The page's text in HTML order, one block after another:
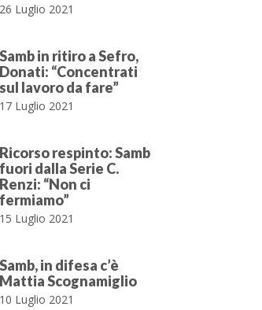
26 Luglio 2021
Samb in ritiro a Sefro,
Donati: “Concentrati
sul lavoro da fare”
17 Luglio 2021
Ricorso respinto: Samb
fuori dalla Serie C.
Renzi: “Non ci
fermiamo”
15 Luglio 2021
Samb, in difesa c’è
Mattia Scognamiglio
10 Luglio 2021